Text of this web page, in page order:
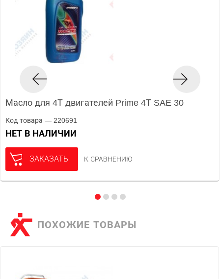
Масло для 4Т двигателей Prime 4Т SAE 30
Код товара — 220691
НЕТ В НАЛИЧИИ
ЗАКАЗАТЬ К СРАВНЕНИЮ
ПОХОЖИЕ ТОВАРЫ